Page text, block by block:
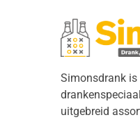
Simonsdrank is
uitgebreid